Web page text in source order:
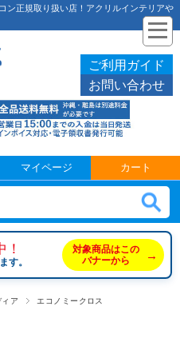
ン正規取り扱い店！アクリルインテリアや
ご利用ガイド
お問い合わせ
マイページ カート
！
す。
対象商品はこの
バナーから
→
ア
エコノミークロス